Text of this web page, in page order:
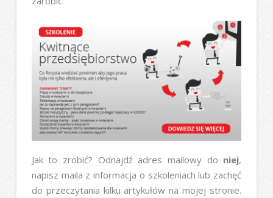
Jak to zrobić? Odnajdź adres mailowy do niej,
napisz maila z informacja o szkoleniach lub zachęć
do przeczytania kilku artykułów na mojej stronie.